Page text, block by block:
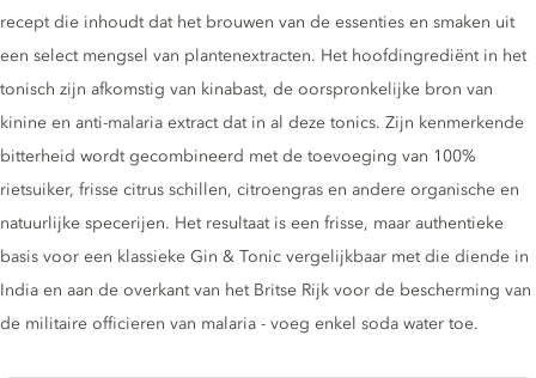
recept die inhoudt dat het brouwen van de essenties en smaken uit
een select mengsel van plantenextracten. Het hoofdingrediënt in het
tonisch zijn afkomstig van kinabast, de oorspronkelijke bron van
kinine en anti-malaria extract dat in al deze tonics. Zijn kenmerkende
bitterheid wordt gecombineerd met de toevoeging van 100%
rietsuiker, frisse citrus schillen, citroengras en andere organische en
natuurlijke specerijen. Het resultaat is een frisse, maar authentieke
basis voor een klassieke Gin & Tonic vergelijkbaar met die diende in
India en aan de overkant van het Britse Rijk voor de bescherming van
de militaire officieren van malaria - voeg enkel soda water toe.